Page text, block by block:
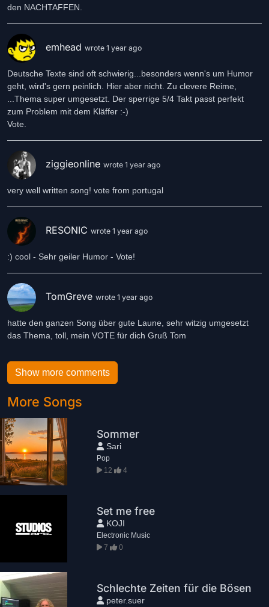
den NACHTAFFEN.
emhead wrote 1 year ago
Deutsche Texte sind oft schwierig...besonders wenn's um Humor
geht, wird's gern peinlich. Hier aber nicht. Zu clevere Reime,
...Thema super umgesetzt. Der sperrige 5/4 Takt passt perfekt
zum Problem mit dem Kläffer :-)
Vote.
ziggieonline wrote 1 year ago
very well written song! vote from portugal
RESONIC wrote 1 year ago
:) cool - Sehr geiler Humor - Vote!
TomGreve wrote 1 year ago
hatte den ganzen Song über gute Laune, sehr witzig umgesetzt
das Thema, toll, mein VOTE für dich Gruß Tom
Show more comments
More Songs
Sommer
Sari
Pop
12
4
Set me free
KOJI
Electronic Music
7
0
Schlechte Zeiten für die Bösen
peter.suer